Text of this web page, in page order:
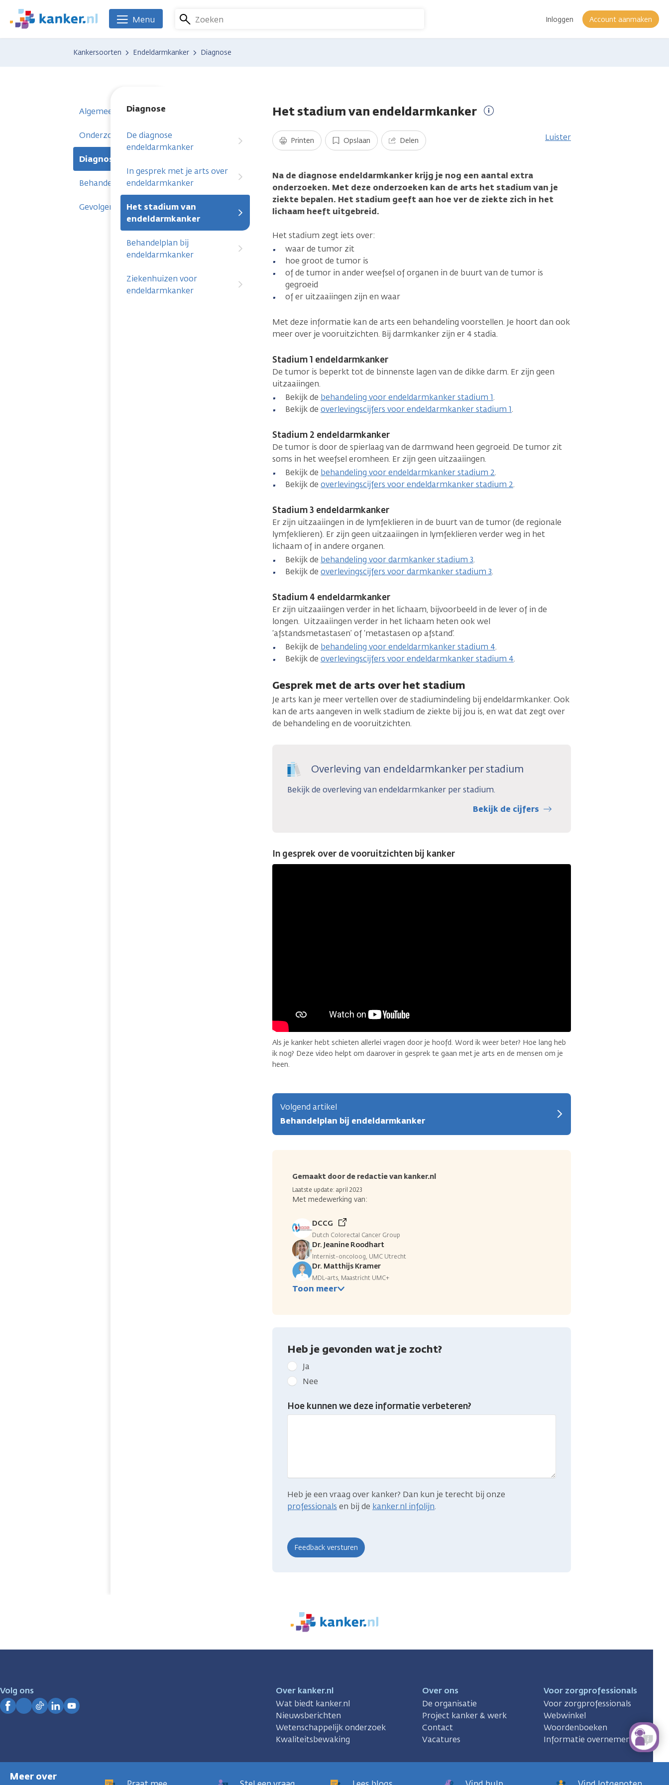
naar
We
zijn
Zoeken Inloggen Account aanmaken
Menu
Kankersoorten Endeldarmkanker Diagnose
Algemeen
Onderzoeken
Diagnose
Diagnose
De diagnose
endeldarmkanker
In gesprek met je arts over
endeldarmkanker
Het stadium van
endeldarmkanker
Behandelplan bij
endeldarmkanker
Ziekenhuizen voor
endeldarmkanker
Behandelingen
Gevolgen
Het stadium van endeldarmkanker
Printen Opslaan Delen Luister
Na de diagnose endeldarmkanker krijg je nog een aantal extra
onderzoeken. Met deze onderzoeken kan de arts het stadium van je
ziekte bepalen. Het stadium geeft aan hoe ver de ziekte zich in het
lichaam heeft uitgebreid.
Het stadium zegt iets over:
waar de tumor zit
hoe groot de tumor is
of de tumor in ander weefsel of organen in de buurt van de tumor is
gegroeid
of er uitzaaiingen zijn en waar
Met deze informatie kan de arts een behandeling voorstellen. Je hoort dan ook
meer over je vooruitzichten. Bij darmkanker zijn er 4 stadia.
Stadium 1 endeldarmkanker
De tumor is beperkt tot de binnenste lagen van de dikke darm. Er zijn geen
uitzaaiingen.
Bekijk de behandeling voor endeldarmkanker stadium 1.
Bekijk de overlevingscijfers voor endeldarmkanker stadium 1.
Stadium 2 endeldarmkanker
De tumor is door de spierlaag van de darmwand heen gegroeid. De tumor zit
soms in het weefsel eromheen. Er zijn geen uitzaaiingen.
Bekijk de behandeling voor endeldarmkanker stadium 2.
Bekijk de overlevingscijfers voor endeldarmkanker stadium 2.
Stadium 3 endeldarmkanker
Er zijn uitzaaiingen in de lymfeklieren in de buurt van de tumor (de regionale
lymfeklieren). Er zijn geen uitzaaiingen in lymfeklieren verder weg in het
lichaam of in andere organen.
Bekijk de behandeling voor darmkanker stadium 3.
Bekijk de overlevingscijfers voor darmkanker stadium 3.
Stadium 4 endeldarmkanker
Er zijn uitzaaiingen verder in het lichaam, bijvoorbeeld in de lever of in de
longen. Uitzaaiingen verder in het lichaam heten ook wel
‘afstandsmetastasen’ of ‘metastasen op afstand’.
Bekijk de behandeling voor endeldarmkanker stadium 4.
Bekijk de overlevingscijfers voor endeldarmkanker stadium 4.
Gesprek met de arts over het stadium
Je arts kan je meer vertellen over de stadiumindeling bij endeldarmkanker. Ook
kan de arts aangeven in welk stadium de ziekte bij jou is, en wat dat zegt over
de behandeling en de vooruitzichten.
Overleving van endeldarmkanker per stadium
Bekijk de overleving van endeldarmkanker per stadium.
Bekijk de cijfers
In gesprek over de vooruitzichten bij kanker
Als je kanker hebt schieten allerlei vragen door je hoofd. Word ik weer beter? Hoe lang heb
ik nog? Deze video helpt om daarover in gesprek te gaan met je arts en de mensen om je
heen.
Volgend artikel
Behandelplan bij endeldarmkanker
Gemaakt door de redactie van kanker.nl
Laatste update: april 2023
Met medewerking van:
DCCG
Dutch Colorectal Cancer Group
Dr. Jeanine Roodhart
Internist-oncoloog, UMC Utrecht
Dr. Matthijs Kramer
MDL-arts, Maastricht UMC+
Toon meer
Meer over
Heb je gevonden wat je zocht?
Geef
kanker.nl
feedback:
Heb
je
Ja
Nee
Hoe kunnen we deze informatie verbeteren?
Heb je een vraag over kanker? Dan kun je terecht bij onze
professionals en bij de kanker.nl infolijn.
We
er
Volg ons
Over kanker.nl
Wat biedt kanker.nl
Nieuwsberichten
Wetenschappelijk onderzoek
Kwaliteitsbewaking
Over ons
De organisatie
Project kanker & werk
Contact
Vacatures
Voor zorgprofessionals
Voor zorgprofessionals
Webwinkel
Woordenboeken
Informatie overnemen